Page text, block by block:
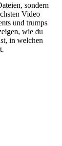
sondern
Video
und trumps
wie du
in welchen